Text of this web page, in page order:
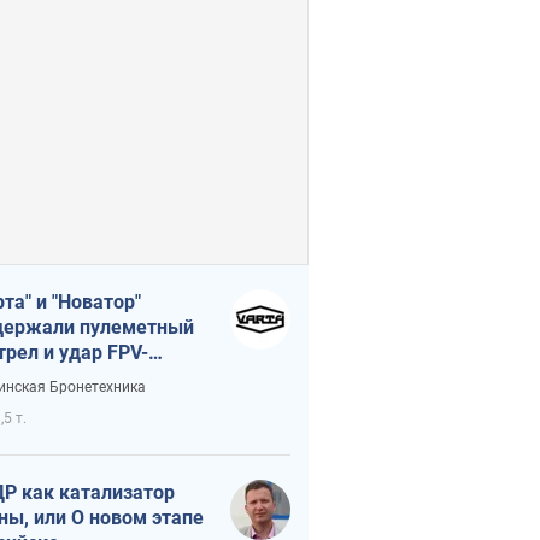
и "Новатор"
пулеметный
и удар FPV-
сохранив жизнь
Бронетехника
т.
как катализатор
или О новом этапе